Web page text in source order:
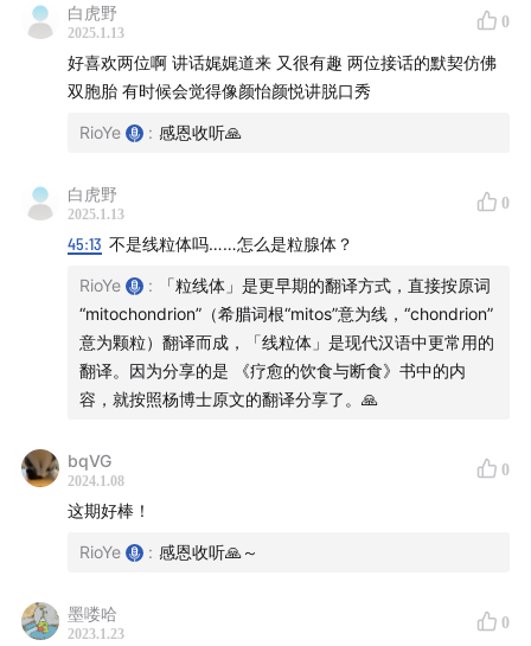
白虎野
2025.1.13
0
好喜欢两位啊 讲话娓娓道来 又很有趣 两位接话的默契仿佛
双胞胎 有时候会觉得像颜怡颜悦讲脱口秀
RioYe : 感恩收听🙏
白虎野
2025.1.13
0
45:13 不是线粒体吗……怎么是粒腺体？
RioYe :
「粒线体」是更早期的翻译方式，直接按原词
“mitochondrion”（希腊词根“mitos”意为线，“chondrion”
意为颗粒）翻译而成，「线粒体」是现代汉语中更常用的
翻译。因为分享的是 《疗愈的饮食与断食》书中的内
容，就按照杨博士原文的翻译分享了。🙏
bqVG
2024.1.08
0
这期好棒！
RioYe : 感恩收听🙏～
墨喽哈
2023.1.23
0